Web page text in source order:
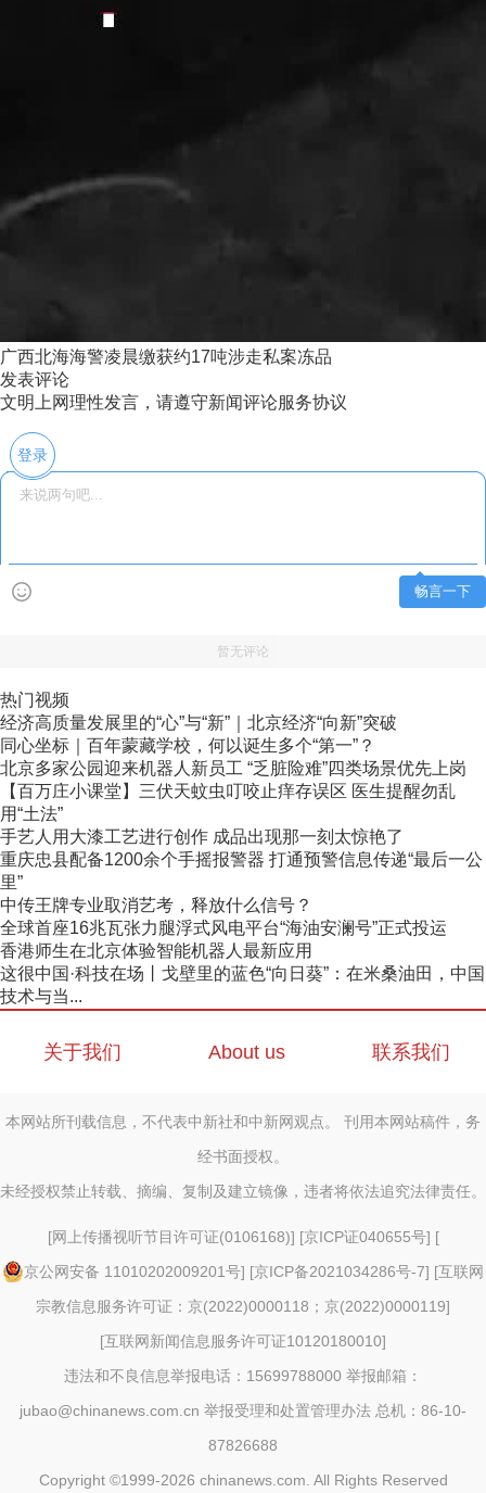
广西北海海警凌晨缴获约17吨涉走私案冻品
发表评论
文明上网理性发言，请遵守新闻评论服务协议
登录
畅言一下
暂无评论
热门视频
经济高质量发展里的“心”与“新”｜北京经济“向新”突破
同心坐标｜百年蒙藏学校，何以诞生多个“第一”？
北京多家公园迎来机器人新员工 “乏脏险难”四类场景优先上岗
【百万庄小课堂】三伏天蚊虫叮咬止痒存误区 医生提醒勿乱
用“土法”
手艺人用大漆工艺进行创作 成品出现那一刻太惊艳了
重庆忠县配备1200余个手摇报警器 打通预警信息传递“最后一公
里”
中传王牌专业取消艺考，释放什么信号？
全球首座16兆瓦张力腿浮式风电平台“海油安澜号”正式投运
香港师生在北京体验智能机器人最新应用
这很中国·科技在场丨戈壁里的蓝色“向日葵”：在米桑油田，中国
技术与当...
关于我们 About us 联系我们
本网站所刊载信息，不代表中新社和中新网观点。 刊用本网站稿件，务
经书面授权。
未经授权禁止转载、摘编、复制及建立镜像，违者将依法追究法律责任。
[网上传播视听节目许可证(0106168)] [京ICP证040655号] [
京公网安备 11010202009201号] [京ICP备2021034286号-7] [互联网
宗教信息服务许可证：京(2022)0000118；京(2022)0000119]
[互联网新闻信息服务许可证10120180010]
违法和不良信息举报电话：15699788000 举报邮箱：
jubao@chinanews.com.cn 举报受理和处置管理办法 总机：86-10-
87826688
Copyright ©1999-2026 chinanews.com. All Rights Reserved